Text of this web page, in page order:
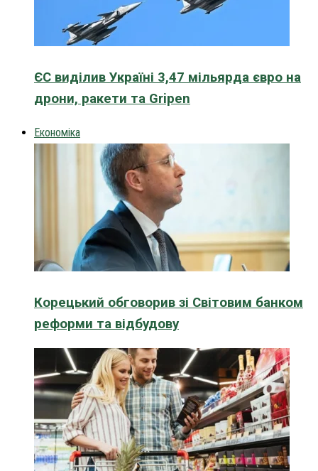
ЄС виділив Україні 3,47 мільярда євро на
дрони, ракети та Gripen
Економіка
Корецький обговорив зі Світовим банком
реформи та відбудову